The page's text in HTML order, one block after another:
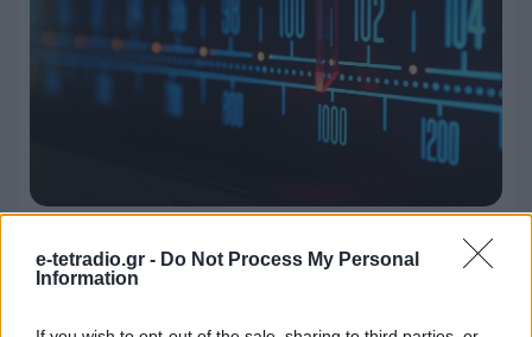
e-tetradio.gr - Do Not Process My Personal
Information
ραδιοφωνικές άδειες ο Παύλος
Μαρινάκης